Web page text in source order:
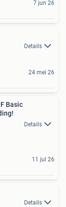
7 jun 26
Details
24 mei 26
Basic
Details
11 jul 26
Details